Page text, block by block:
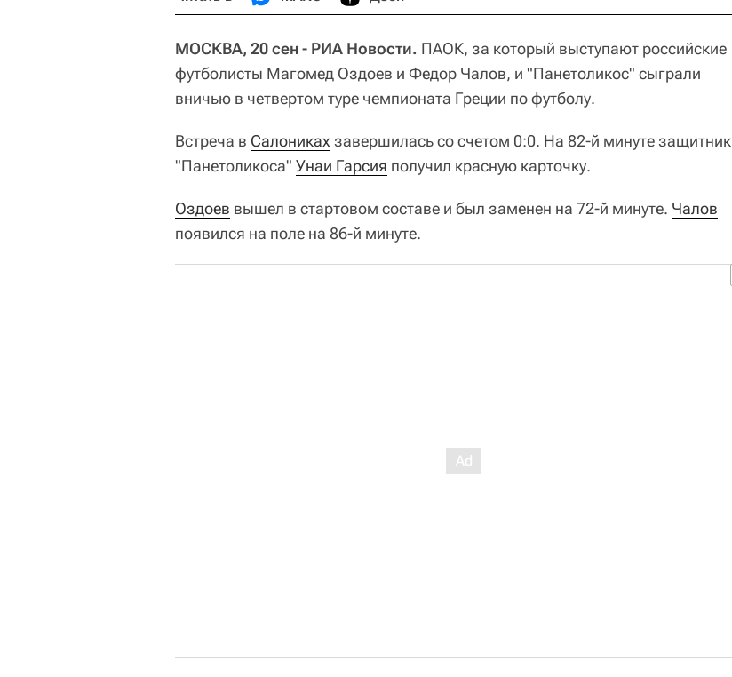
МОСКВА, 20 сен - РИА Новости. ПАОК, за который выступают российские
футболисты Магомед Оздоев и Федор Чалов, и "Панетоликос" сыграли
вничью в четвертом туре чемпионата Греции по футболу.
Встреча в Салониках завершилась со счетом 0:0. На 82-й минуте защитник
"Панетоликоса" Унаи Гарсия получил красную карточку.
Оздоев вышел в стартовом составе и был заменен на 72-й минуте. Чалов
появился на поле на 86-й минуте.